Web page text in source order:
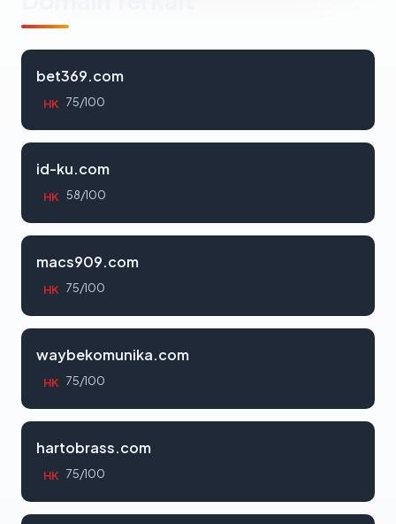
bet369.com
HK 75/100
id-ku.com
HK 58/100
macs909.com
HK 75/100
waybekomunika.com
HK 75/100
hartobrass.com
HK 75/100